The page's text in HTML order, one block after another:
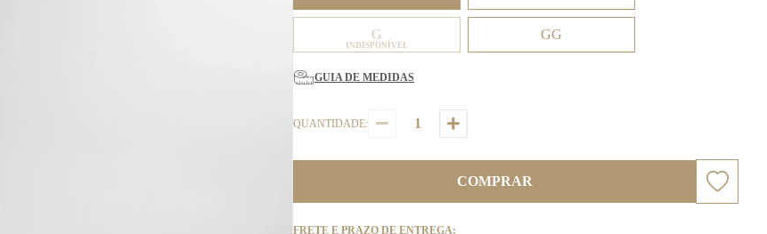
G
INDISPONÍVEL
GG
GUIA DE MEDIDAS
QUANTIDADE:
COMPRAR
FRETE E PRAZO DE ENTREGA: